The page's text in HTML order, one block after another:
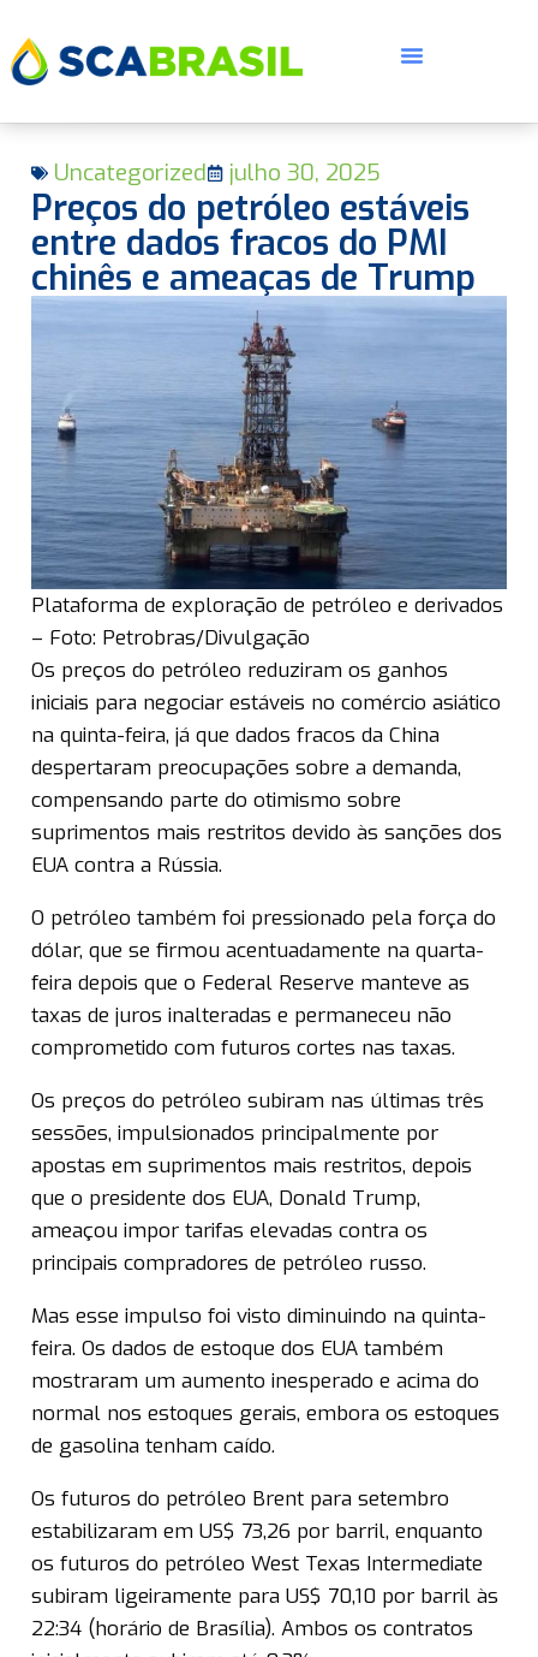
Uncategorized julho 30, 2025
Preços do petróleo estáveis
entre dados fracos do PMI
chinês e ameaças de Trump
Plataforma de exploração de petróleo e derivados
– Foto: Petrobras/Divulgação
Os preços do petróleo reduziram os ganhos
iniciais para negociar estáveis no comércio asiático
na quinta-feira, já que dados fracos da China
despertaram preocupações sobre a demanda,
compensando parte do otimismo sobre
suprimentos mais restritos devido às sanções dos
EUA contra a Rússia.
O petróleo também foi pressionado pela força do
dólar, que se firmou acentuadamente na quarta-
feira depois que o Federal Reserve manteve as
taxas de juros inalteradas e permaneceu não
comprometido com futuros cortes nas taxas.
Os preços do petróleo subiram nas últimas três
sessões, impulsionados principalmente por
apostas em suprimentos mais restritos, depois
que o presidente dos EUA, Donald Trump,
ameaçou impor tarifas elevadas contra os
principais compradores de petróleo russo.
Mas esse impulso foi visto diminuindo na quinta-
feira. Os dados de estoque dos EUA também
mostraram um aumento inesperado e acima do
normal nos estoques gerais, embora os estoques
de gasolina tenham caído.
Os futuros do petróleo Brent para setembro
estabilizaram em US$ 73,26 por barril, enquanto
os futuros do petróleo West Texas Intermediate
subiram ligeiramente para US$ 70,10 por barril às
22:34 (horário de Brasília). Ambos os contratos